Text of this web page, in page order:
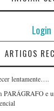
Login
ARTIGOS
lentamente….
e